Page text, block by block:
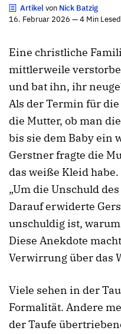
Artikelvon Nick Batzig
16. Februar 2026 — 4 Min
Eine christliche
mittlerweile
und bat ihn, ihr
Als der Termin für
die Mutter, ob man
bis sie dem Baby ein
Gerstner fragte die
das weiße Kleid
„Um die Unschuld
Darauf erwiderte
unschuldig ist,
Diese Anekdote
Verwirrung über das
Viele sehen in der
Formalität. Andere
der Taufe